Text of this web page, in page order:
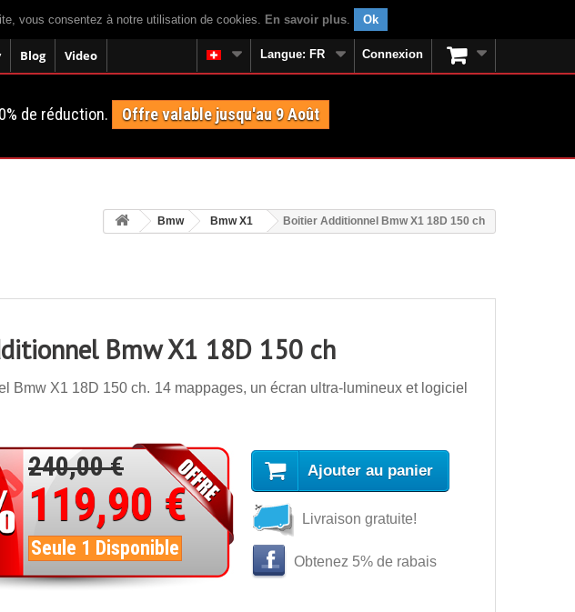
vous consentez à notre utilisation de cookies. En savoir plus. Ok
Blog Video Connexion
Langue: FR
de réduction. Offre valable jusqu'au 9 Août
Bmw Bmw X1 Boitier Additionnel Bmw X1 18D 150 ch
Bmw X1 18D 150 ch
Bmw X1 18D 150 ch. 14 mappages, un écran ultra-lumineux et logiciel
240,00 €
119,90 €
Seule 1 Disponible
Ajouter au panier
Livraison gratuite!
Obtenez 5% de rabais